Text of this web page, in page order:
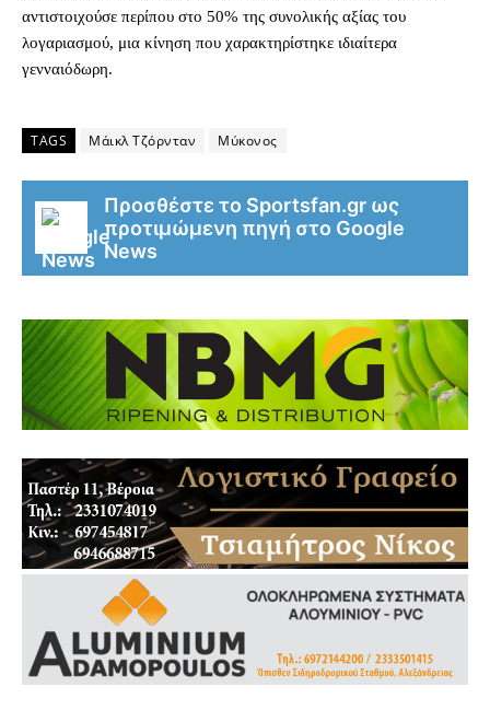
αντιστοιχούσε περίπου στο 50% της συνολικής αξίας του
λογαριασμού, μια κίνηση που χαρακτηρίστηκε ιδιαίτερα
γενναιόδωρη.
TAGS Μάικλ Τζόρνταν Μύκονος
Προσθέστε το Sportsfan.gr ως
προτιμώμενη πηγή στο Google
News